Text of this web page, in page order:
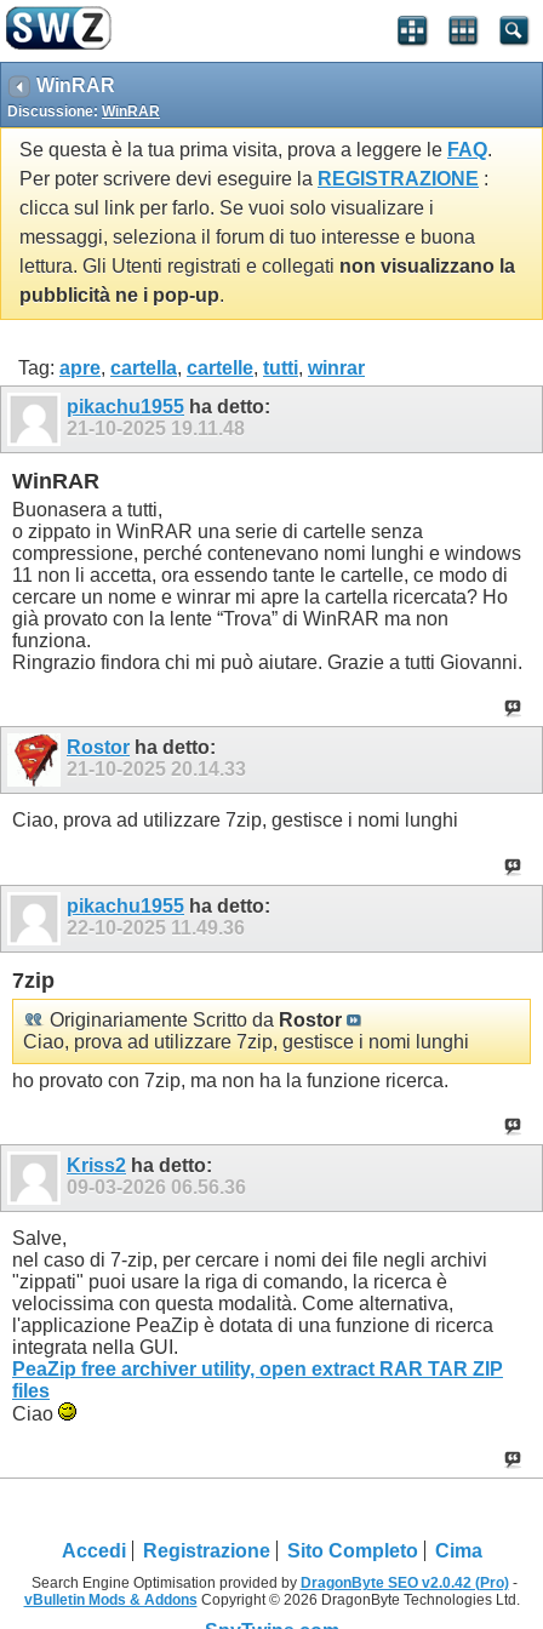
WinRAR
Discussione: WinRAR
Se questa è la tua prima visita, prova a leggere le FAQ.
Per poter scrivere devi eseguire la REGISTRAZIONE :
clicca sul link per farlo. Se vuoi solo visualizare i
messaggi, seleziona il forum di tuo interesse e buona
lettura. Gli Utenti registrati e collegati non visualizzano la
pubblicità ne i pop-up.
Tag: apre, cartella, cartelle, tutti, winrar
pikachu1955 ha detto:
21-10-2025 19.11.48
WinRAR
Buonasera a tutti,
o zippato in WinRAR una serie di cartelle senza
compressione, perché contenevano nomi lunghi e windows
11 non li accetta, ora essendo tante le cartelle, ce modo di
cercare un nome e winrar mi apre la cartella ricercata? Ho
già provato con la lente “Trova” di WinRAR ma non
funziona.
Ringrazio findora chi mi può aiutare. Grazie a tutti Giovanni.
Rostor ha detto:
21-10-2025 20.14.33
Ciao, prova ad utilizzare 7zip, gestisce i nomi lunghi
pikachu1955 ha detto:
22-10-2025 11.49.36
7zip
Originariamente Scritto da Rostor
Ciao, prova ad utilizzare 7zip, gestisce i nomi lunghi
ho provato con 7zip, ma non ha la funzione ricerca.
Kriss2 ha detto:
09-03-2026 06.56.36
Salve,
nel caso di 7-zip, per cercare i nomi dei file negli archivi
"zippati" puoi usare la riga di comando, la ricerca è
velocissima con questa modalità. Come alternativa,
l'applicazione PeaZip è dotata di una funzione di ricerca
integrata nella GUI.
PeaZip free archiver utility, open extract RAR TAR ZIP
files
Ciao
Accedi Registrazione Sito Completo Cima
Search Engine Optimisation provided by DragonByte SEO v2.0.42 (Pro)-
vBulletin Mods & Addons Copyright © 2026 DragonByte Technologies Ltd.